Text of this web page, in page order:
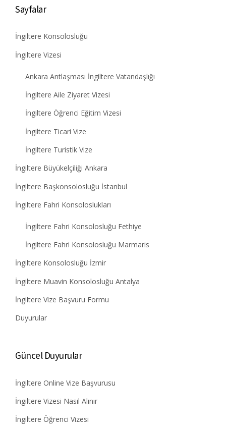
Sayfalar
İngiltere Konsolosluğu
İngiltere Vizesi
Ankara Antlaşması İngiltere Vatandaşlığı
İngiltere Aile Ziyaret Vizesi
İngiltere Öğrenci Eğitim Vizesi
İngiltere Ticari Vize
İngiltere Turistik Vize
İngiltere Büyükelçiliği Ankara
İngiltere Başkonsolosluğu İstanbul
İngiltere Fahri Konsoloslukları
İngiltere Fahri Konsolosluğu Fethiye
İngiltere Fahri Konsolosluğu Marmaris
İngiltere Konsolosluğu İzmir
İngiltere Muavin Konsolosluğu Antalya
İngiltere Vize Başvuru Formu
Duyurular
Güncel Duyurular
İngiltere Online Vize Başvurusu
İngiltere Vizesi Nasıl Alınır
İngiltere Öğrenci Vizesi